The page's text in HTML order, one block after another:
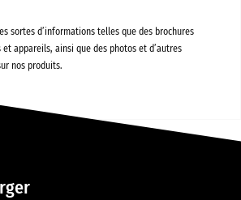
sortes d’informations telles que des brochures
appareils, ainsi que des photos et d’autres
nos produits.